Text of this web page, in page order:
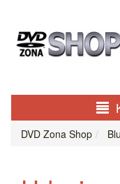
DVD Zona Shop